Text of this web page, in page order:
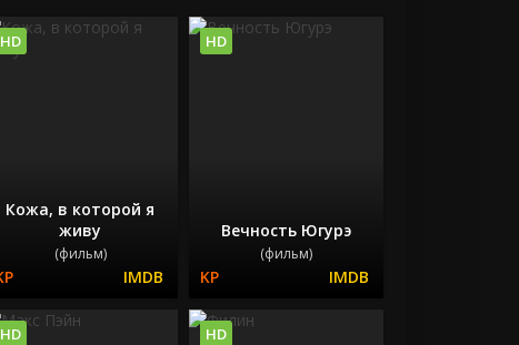
Кожа, в которой я
живу
(фильм)
HD
Вечность Югурэ
(фильм)
HD
HD HD